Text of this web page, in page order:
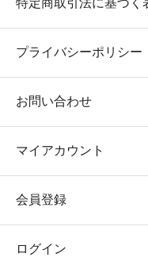
プライバシーポリシー
お問い合わせ
マイアカウント
会員登録
ログイン